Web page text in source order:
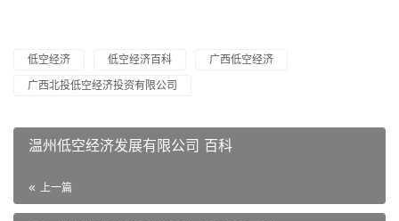
低空经济 低空经济百科
广西低空经济
广西北投低空经济投资有限公司
温州低空经济发展有限公司 百科
上一篇